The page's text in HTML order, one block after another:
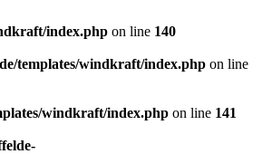
index.php on line 140
templates/windkraft/index.php on line
windkraft/index.php on line 141